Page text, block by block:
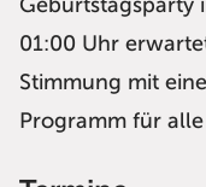
01:00 Uhr
Stimmung mit
Programm für alle